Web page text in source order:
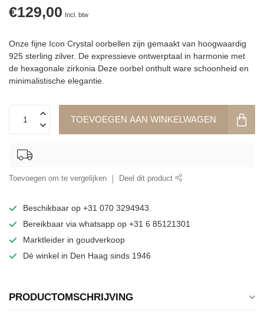
€129,00 Incl. btw
Onze fijne Icon Crystal oorbellen zijn gemaakt van hoogwaardig
925 sterling zilver. De expressieve ontwerptaal in harmonie met
de hexagonale zirkonia Deze oorbel onthult ware schoonheid en
minimalistische elegantie.
TOEVOEGEN AAN WINKELWAGEN
Toevoegen om te vergelijken Deel dit product
Beschikbaar op +31 070 3294943
Bereikbaar via whatsapp op +31 6 85121301
Marktleider in goudverkoop
Dé winkel in Den Haag sinds 1946
PRODUCTOMSCHRIJVING